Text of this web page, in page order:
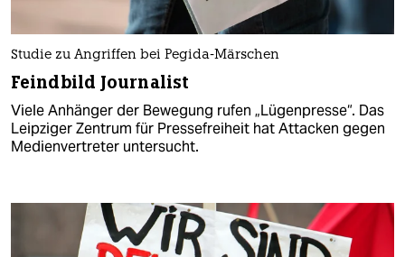
Studie zu Angriffen bei Pegida-Märschen
Feindbild Journalist
Viele Anhänger der Bewegung rufen „Lügenpresse“. Das
Leipziger Zentrum für Pressefreiheit hat Attacken gegen
Medienvertreter untersucht.